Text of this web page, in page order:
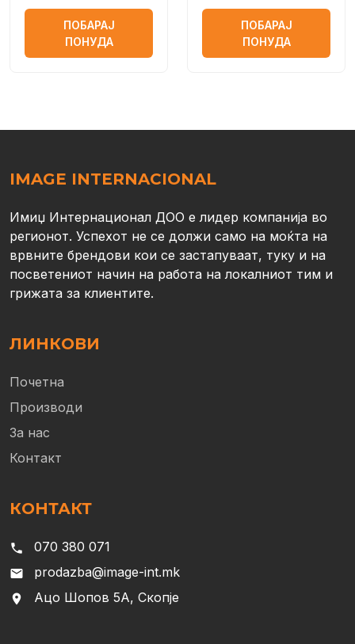
LEDRonics со
Samsung лед чип
ПОБАРАЈ
ПОНУДА
леќи
ПОБАРАЈ
ПОНУДА
IMAGE INTERNACIONAL
Имиџ Интернационал ДОО е лидер компанија во
регионот. Успехот не се должи само на моќта на
врвните брендови кои се застапуваат, туку и на
посветениот начин на работа на локалниот тим и
грижата за клиентите.
ЛИНКОВИ
Почетна
Производи
За нас
Контакт
КОНТАКТ
phone 070 380 071
email prodazba@image-int.mk
location_on Ацо Шопов 5А, Скопје